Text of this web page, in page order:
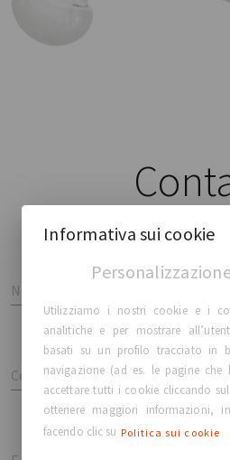
Nome
Cognome
Informativa sui cookie
Utilizziamo i nostri cookie e i
analitiche e per mostrare
basati su un profilo tracciato in
navigazione (ad es. le pagine che
accettare tutti i cookie cliccando
ottenere maggiori informazioni,
facendo clic su Politica sui cookie